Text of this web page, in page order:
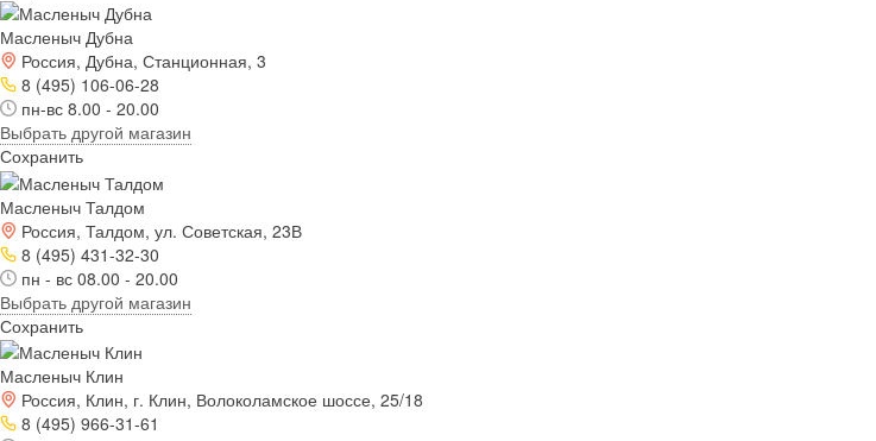
Масленыч Дубна
Россия, Дубна, Станционная, 3
8 (495) 106-06-28
пн-вс 8.00 - 20.00
Выбрать другой магазин
Сохранить
Масленыч Талдом
Россия, Талдом, ул. Советская, 23В
8 (495) 431-32-30
пн - вс 08.00 - 20.00
Выбрать другой магазин
Сохранить
Масленыч Клин
Россия, Клин, г. Клин, Волоколамское шоссе, 25/18
8 (495) 966-31-61